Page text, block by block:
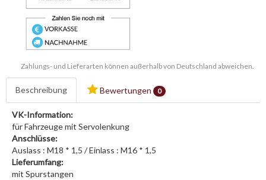
Zahlungs- und Lieferarten können außerhalb von Deutschland abweichen.
Beschreibung Bewertungen 0
VK-Information:
für Fahrzeuge mit Servolenkung
Anschlüsse:
Auslass : M18 * 1,5 / Einlass : M16 * 1,5
Lieferumfang:
mit Spurstangen